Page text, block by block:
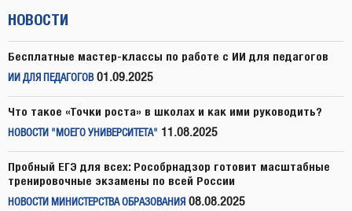
НОВОСТИ
Бесплатные мастер-классы по работе с ИИ для педагогов
ИИ ДЛЯ ПЕДАГОГОВ 01.09.2025
Что такое «Точки роста» в школах и как ими руководить?
НОВОСТИ "МОЕГО УНИВЕРСИТЕТА" 11.08.2025
Пробный ЕГЭ для всех: Рособрнадзор готовит масштабные
тренировочные экзамены по всей России
НОВОСТИ МИНИСТЕРСТВА ОБРАЗОВАНИЯ 08.08.2025